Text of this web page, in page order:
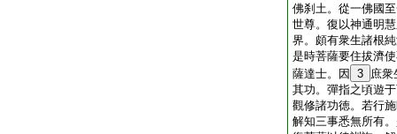
佛刹土。從一佛國
世尊。復以神通明
界。頗有衆生諸根
是時菩薩要住拔濟
薩達士。因
3 庶衆
其功。彈指之頃遊
觀修諸功徳。若行
解知三事悉無所有